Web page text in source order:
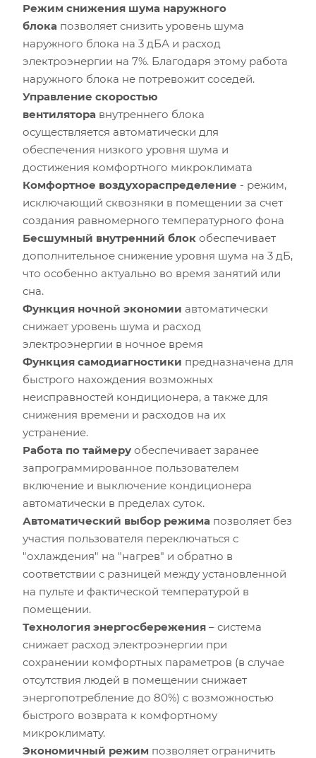
Режим снижения шума наружного
блока позволяет снизить уровень шума
наружного блока на 3 дБА и расход
электроэнергии на 7%. Благодаря этому работа
наружного блока не потревожит соседей.
Управление скоростью
вентилятора внутреннего блока
осуществляется автоматически для
обеспечения низкого уровня шума и
достижения комфортного микроклимата
Комфортное воздухораспределение - режим,
исключающий сквозняки в помещении за счет
создания равномерного температурного фона
Бесшумный внутренний блок обеспечивает
дополнительное снижение уровня шума на 3 дБ,
что особенно актуально во время занятий или
сна.
Функция ночной экономии автоматически
снижает уровень шума и расход
электроэнергии в ночное время
Функция самодиагностики предназначена для
быстрого нахождения возможных
неисправностей кондиционера, а также для
снижения времени и расходов на их
устранение.
Работа по таймеру обеспечивает заранее
запрограммированное пользователем
включение и выключение кондиционера
автоматически в пределах суток.
Автоматический выбор режима позволяет без
участия пользователя переключаться с
"охлаждения" на "нагрев" и обратно в
соответствии с разницей между установленной
на пульте и фактической температурой в
помещении.
Технология энергосбережения – система
снижает расход электроэнергии при
сохранении комфортных параметров (в случае
отсутствия людей в помещении снижает
энергопотребление до 80%) с возможностью
быстрого возврата к комфортному
микроклимату.
Экономичный режим позволяет ограничить